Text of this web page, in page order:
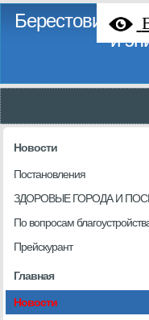
Берестовицкий
и
Новости
Постановления
ЗДОРОВЫЕ ГОРОДА И
По вопросам
Прейскурант
Главная
Новости